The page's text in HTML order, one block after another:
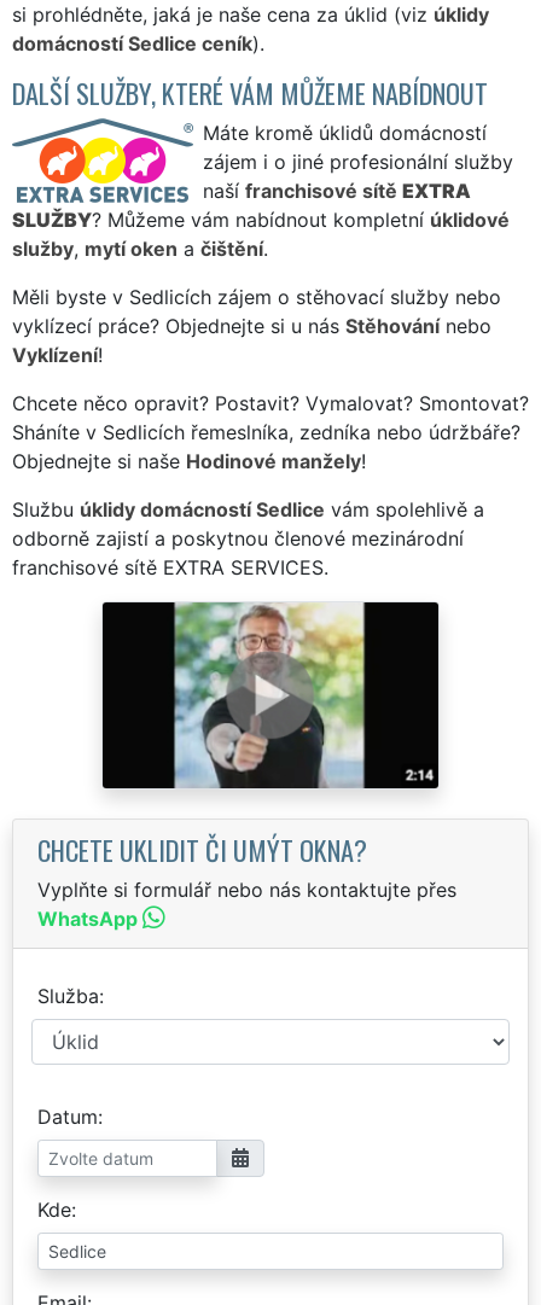
si prohlédněte, jaká je naše cena za úklid (viz úklidy
domácností Sedlice ceník).
DALŠÍ SLUŽBY, KTERÉ VÁM MŮŽEME NABÍDNOUT
Máte kromě úklidů domácností
zájem i o jiné profesionální služby
naší franchisové sítě EXTRA
SLUŽBY? Můžeme vám nabídnout kompletní úklidové
služby, mytí oken a čištění.
Měli byste v Sedlicích zájem o stěhovací služby nebo
vyklízecí práce? Objednejte si u nás Stěhovánínebo
Vyklízení!
Chcete něco opravit? Postavit? Vymalovat? Smontovat?
Sháníte v Sedlicích řemeslníka, zedníka nebo údržbáře?
Objednejte si naše Hodinové manžely!
Službu úklidy domácností Sedlice vám spolehlivě a
odborně zajistí a poskytnou členové mezinárodní
franchisové sítě EXTRA SERVICES.
CHCETE UKLIDIT ČI UMÝT OKNA?
Vyplňte si formulář nebo nás kontaktujte přes
WhatsApp
Služba
Datum
Kde